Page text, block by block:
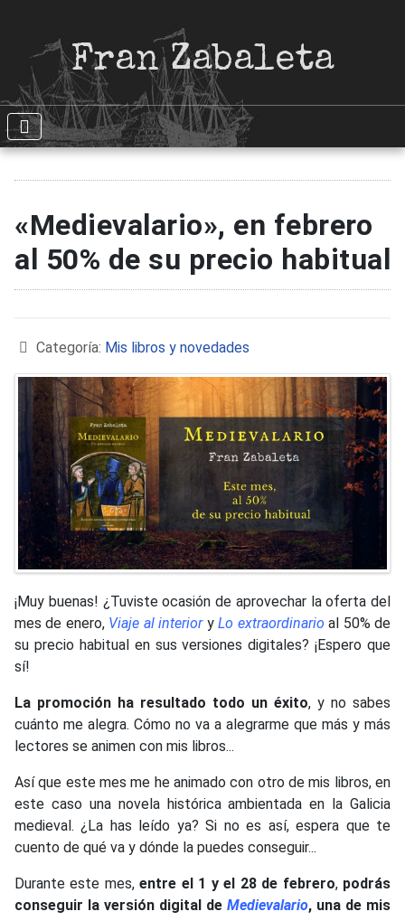
Fran Zabaleta
«Medievalario», en febrero
al 50% de su precio habitual
Detalles
Categoría: Mis libros y novedades
¡Muy buenas! ¿Tuviste ocasión de aprovechar la oferta del
mes de enero, Viaje al interioryLo extraordinario al 50% de
su precio habitual en sus versiones digitales? ¡Espero que
sí!
La promoción ha resultado todo un éxito, y no sabes
cuánto me alegra. Cómo no va a alegrarme que más y más
lectores se animen con mis libros...
Así que este mes me he animado con otro de mis libros, en
este caso una novela histórica ambientada en la Galicia
medieval. ¿La has leído ya? Si no es así, espera que te
cuento de qué va y dónde la puedes conseguir...
Durante este mes,entre el 1 y el 28 de febrero, podrás
conseguir la versión digital de Medievalario, una de mis